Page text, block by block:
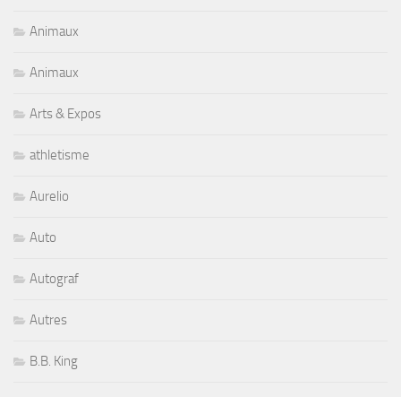
Animaux
Animaux
Arts & Expos
athletisme
Aurelio
Auto
Autograf
Autres
B.B. King